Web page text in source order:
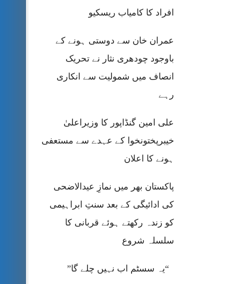
افراد کا کامیاب ریسکیو
عمران خان سے دوستی ہونے کے
باوجود چودھری نثار نے تحریک
انصاف میں شمولیت سے انکاری
رہے
علی امین گنڈاپور کا وزیراعلیٰ
خیبرپختونخوا کے عہدے سے مستعفی
ہونے کا اعلان
پاکستان بھر میں نمازِ عیدالاضحی
کی ادائیگی کے بعد سنتِ ابراہیمی
کو زندہ رکھتے ہوئے قربانی کا
سلسلہ شروع
“یہ سسٹم اب نہیں چلے گا”